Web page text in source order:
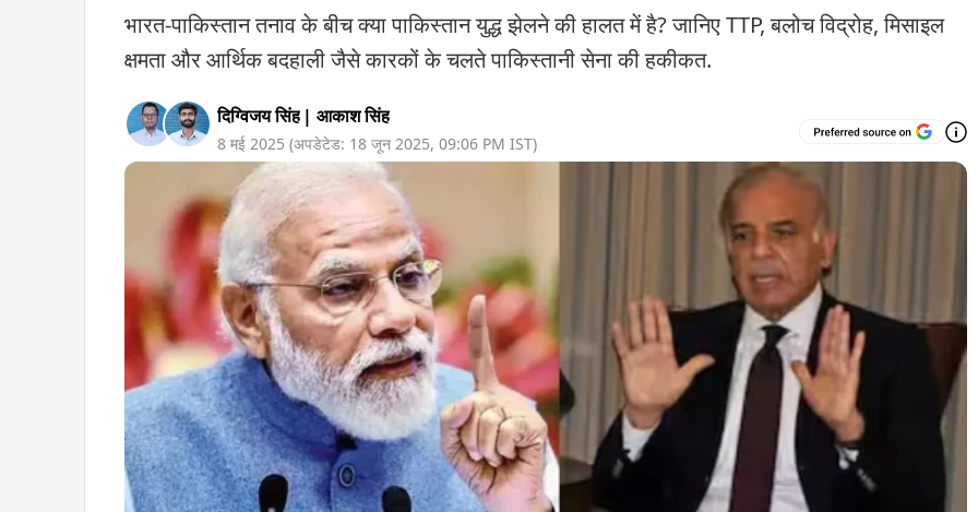
भारत-पाकिस्तान तनाव के बीच क्या पाकिस्तान युद्ध झेलने की हालत में है? जानिए TTP, बलोच विद्रोह, मिसाइल
क्षमता और आर्थिक बदहाली जैसे कारकों के चलते पाकिस्तानी सेना की हकीकत.
दिग्विजय सिंह | आकाश सिंह
8 मई 2025 (अपडेटेड: 18 जून 2025, 09:06 PM IST)